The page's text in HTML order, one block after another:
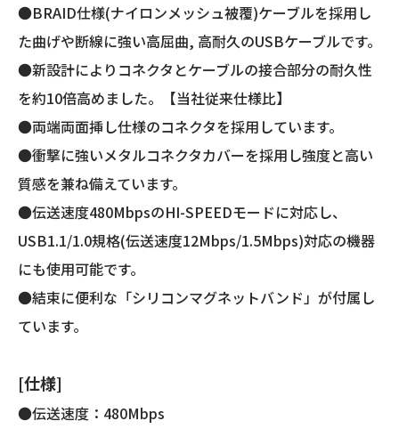
●BRAID仕様(ナイロンメッシュ被覆)ケーブルを採用し
た曲げや断線に強い高屈曲, 高耐久のUSBケーブルです。
●新設計によりコネクタとケーブルの接合部分の耐久性
を約10倍高めました。【当社従来仕様比】
●両端両面挿し仕様のコネクタを採用しています。
●衝撃に強いメタルコネクタカバーを採用し強度と高い
質感を兼ね備えています。
●伝送速度480MbpsのHI-SPEEDモードに対応し、
USB1.1/1.0規格(伝送速度12Mbps/1.5Mbps)対応の機器
にも使用可能です。
●結束に便利な「シリコンマグネットバンド」が付属し
ています。
[仕様]
●伝送速度：480Mbps